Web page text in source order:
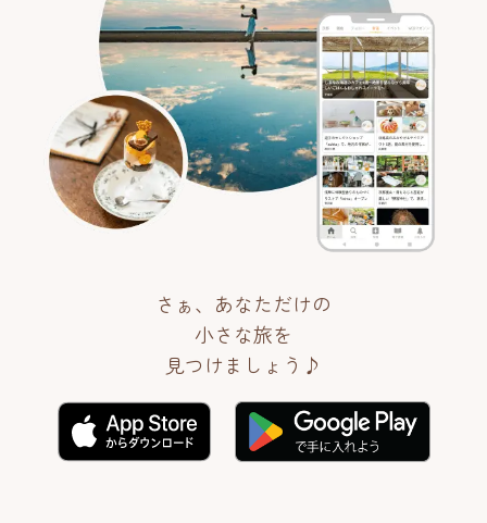
さぁ、あなただけの
小さな旅を
見つけましょう♪